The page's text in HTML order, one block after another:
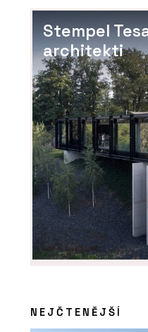
ČLÁNKY
Šest dekád
originálním
Stempel
architekti
NEJČTENĚJŠÍ